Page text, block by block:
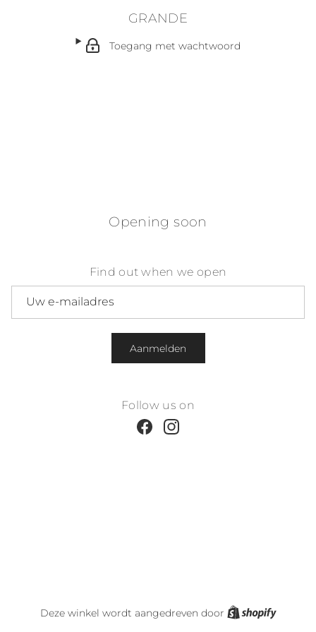
GRANDE
Toegang met wachtwoord
Opening soon
Find out when we open
Aanmelden
Follow us on
FacebookInstagram
Deze winkel wordt aangedreven door Shopify